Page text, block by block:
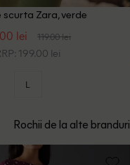
scurta Zara, verde
lei 119.00 lei
199.00 lei
L
Rochii de la alte branduri